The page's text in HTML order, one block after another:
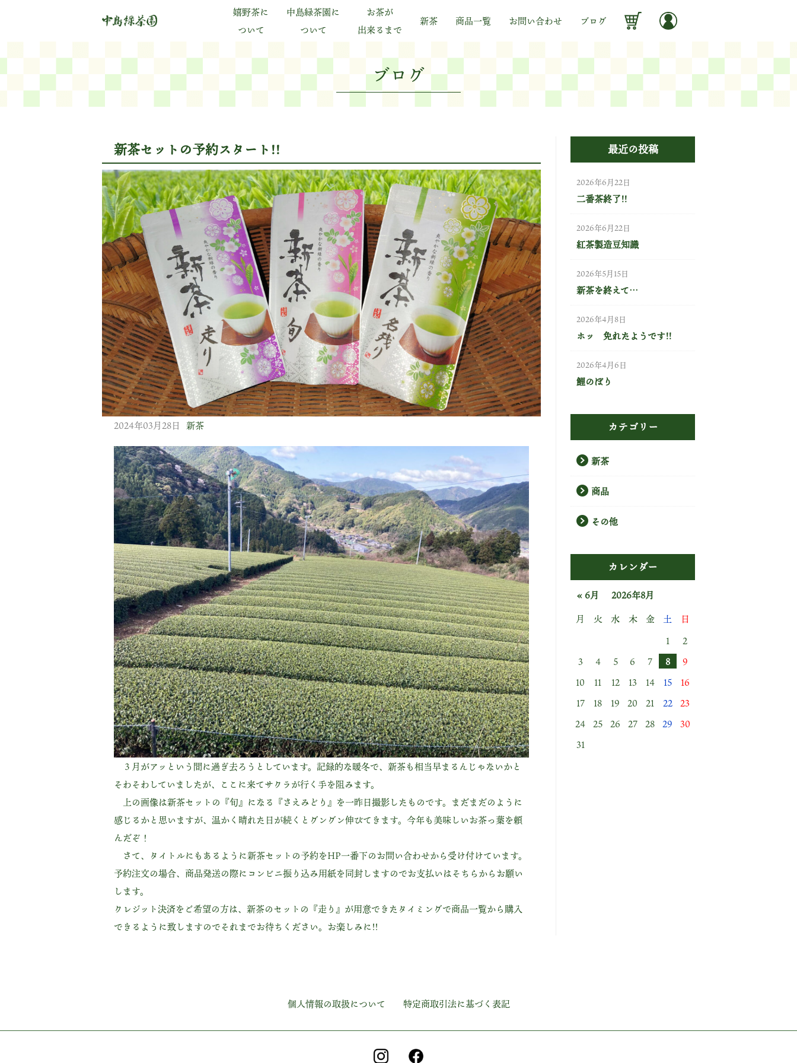
嬉野茶に
ついて
中島緑茶園に
ついて
お茶が
出来るまで
新茶 商品一覧 お問い合わせ ブログ
ブログ
新茶セットの予約スタート!!
2024年03月28日 新茶
３月がアッという間に過ぎ去ろうとしています。記録的な暖冬で、新茶も相当早まるんじゃないかと
そわそわしていましたが、ここに来てサクラが行く手を阻みます。
上の画像は新茶セットの『旬』になる『さえみどり』を一昨日撮影したものです。まだまだのように
感じるかと思いますが、温かく晴れた日が続くとグングン伸びてきます。今年も美味しいお茶っ葉を頼
んだぞ！
さて、タイトルにもあるように新茶セットの予約をHP一番下のお問い合わせから受け付けています。
予約注文の場合、商品発送の際にコンビニ振り込み用紙を同封しますのでお支払いはそちらからお願い
します。
クレジット決済をご希望の方は、新茶のセットの『走り』が用意できたタイミングで商品一覧から購入
できるように致しますのでそれまでお待ちください。お楽しみに!!
最近の投稿
二番茶終了!!
2026年6月22日
紅茶製造豆知識
2026年6月22日
新茶を終えて…
2026年5月15日
ホッ 免れたようです!!
2026年4月8日
鯉のぼり
2026年4月6日
カテゴリー
新茶
商品
その他
カレンダー
2026年8月
月
火 水 木 金 土
日
1
2
3
4 5 6 7 8
9
10
11 12 13 14 15
16
17
18 19 20 21 22
23
24 25 26 27 28 29
30
31
« 6月
個人情報の取扱について 特定商取引法に基づく表記